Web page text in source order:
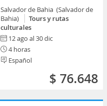
Salvador de Bahia (Salvador de
Bahia)
Tours y rutas
culturales
12 ago al 30 dic
4 horas
Español
$ 76.648